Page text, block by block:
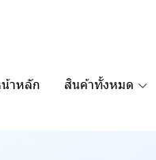
าหลัก สินค้าทั้งหมด